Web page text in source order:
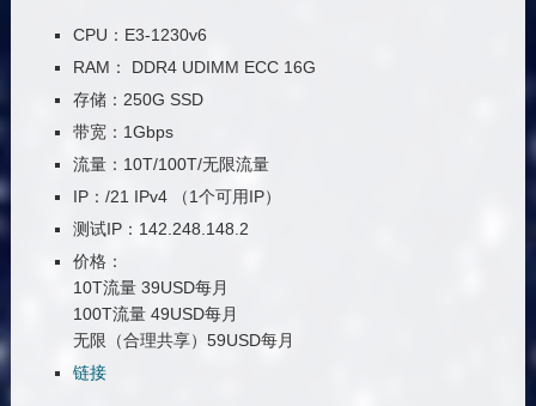
CPU：E3-1230v6
RAM： DDR4 UDIMM ECC 16G
存储：250G SSD
带宽：1Gbps
流量：10T/100T/无限流量
IP：/21 IPv4 （1个可用IP）
测试IP：142.248.148.2
价格：
10T流量 39USD每月
100T流量 49USD每月
无限（合理共享）59USD每月
链接